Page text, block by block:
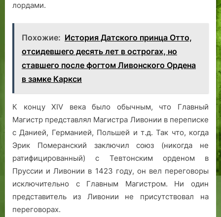
лордами.
Похожие: История Датского принца Отто,
отсидевшего десять лет в острогах, но
ставшего после фогтом Ливонского Ордена
в замке Каркси
К концу XIV века было обычным, что Главный
Магистр представлял Магистра Ливонии в переписке
с Данией, Германией, Польшей и т.д. Так что, когда
Эрик Померанский заключил союз (никогда не
ратифицированный) с Тевтонским орденом в
Пруссии и Ливонии в 1423 году, он вел переговоры
исключительно с Главным Магистром. Ни один
представитель из Ливонии не присутствовал на
переговорах.